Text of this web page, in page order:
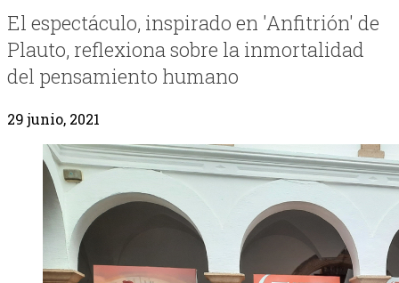
El espectáculo, inspirado en 'Anfitrión' de
Plauto, reflexiona sobre la inmortalidad
del pensamiento humano
29 junio, 2021